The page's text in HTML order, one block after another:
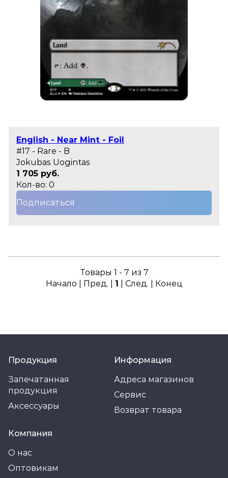
English - Near Mint - Foil
#17 - Rare - B
Jokubas Uogintas
1 705 руб.
Кол-во: 0
Подписаться
Товары 1 - 7 из 7
Начало | Пред. | 1 | След. | Конец
Продукция
Запечатанная
продукция
Аксессуары
Информация
Адреса магазинов
Сервис
Возврат товара
Компания
О нас
Оптовикам